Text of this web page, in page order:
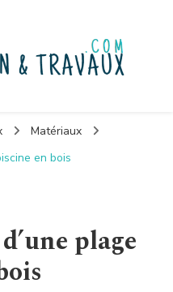
Matériaux
en bois
plage